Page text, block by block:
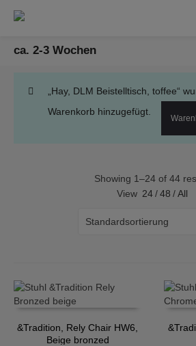
ca. 2-3 Wochen
„Hay, DLM Beistelltisch, toffee“
Warenkorb hinzugefügt.
Showing 1–24 of 44
View 24 / 48 / All
&Tradition, Rely Chair HW6,
Beige bronzed